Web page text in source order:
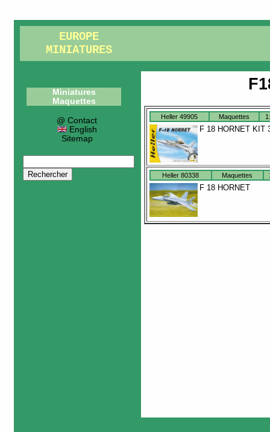
EUROPE
MINIATURES
Miniatures
Maquettes
@ Contact
English
Sitemap
Heller 49905 Maquettes
F 18 HORNET KIT
Heller 80338 Maquettes
F 18 HORNET